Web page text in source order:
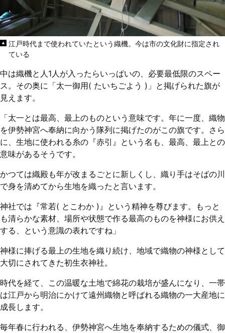
江戸時代まで使われていたという織機。今は市の文化財に指定され
ている
中は織機と人1人が入ったらいっぱいの、必要最低限のスペー
ス。その奥に「太一御用( たいちごよう )」と掲げられた旗が
見えます。
「太一とは最高、最上のものという意味です。年に一度、織物
を伊勢神宮へ奉納に向かう隊列に掲げたのがこの旗です。さら
に、生地に使われる糸の『赤引』という名も、最高、最上との
意味があるそうです。
かつては織殿も年が改まるごとに新しくし、織り手はそばの川
で身を清めてから生地を織ったと言います。
神社では『常若( とこわか )』という精神を尊びます。もっと
も清らかな素材、場所や状態で作る最高のものを神様にお供え
する、という意識の表れですね」
神様に捧げる最上の生地を織り続け、地域で織物の神様として
大切にされてきた初生衣神社。
時代を経て、この温暖な土地で綿花の栽培が盛んになり、一帯
は江戸から明治にかけて遠州織物と呼ばれる織物の一大産地に
成長します。
毎年春に行われる、伊勢神宮へ生地を奉納するための儀式、御